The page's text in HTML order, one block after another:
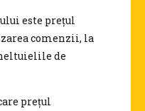
este prețul
comenzii, la
de
prețul